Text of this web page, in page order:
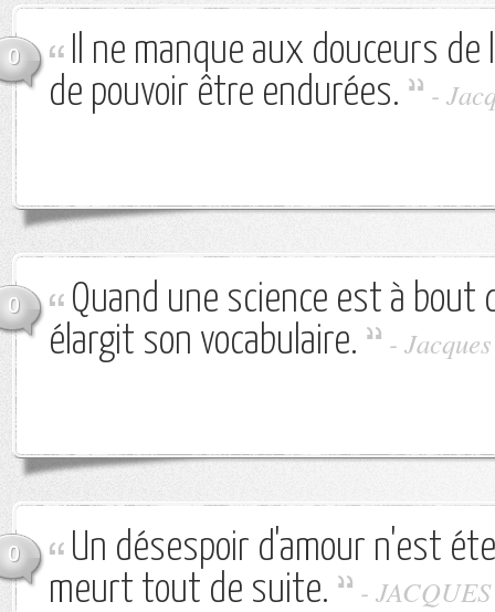
0
Il ne manque aux douceurs
de pouvoir être endurées.
-
0
Quand une science est à bout
élargit son vocabulaire.
-
0
Un désespoir d'amour n'est
meurt tout de suite.
-